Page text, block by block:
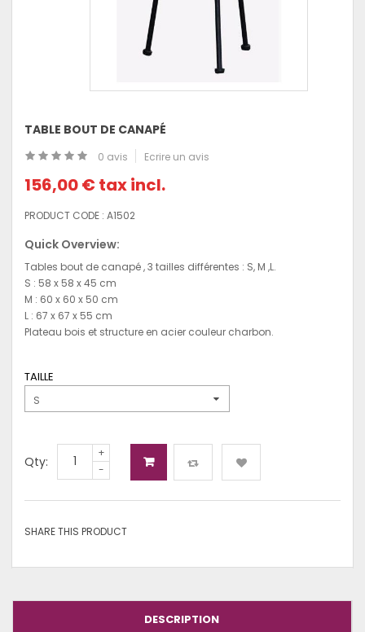
TABLE BOUT DE CANAPÉ
0 avis Ecrire un avis
156,00 € tax incl.
PRODUCT CODE : A1502
Quick Overview:
Tables bout de canapé , 3 tailles différentes : S, M ,L.
S : 58 x 58 x 45 cm
M : 60 x 60 x 50 cm
L : 67 x 67 x 55 cm
Plateau bois et structure en acier couleur charbon.
TAILLE
S
Qty:
+
-
SHARE THIS PRODUCT
DESCRIPTION